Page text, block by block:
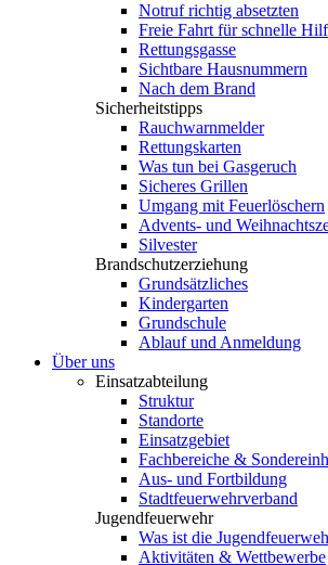
Notruf richtig absetzten
Freie Fahrt für schnelle
Rettungsgasse
Sichtbare Hausnummern
Nach dem Brand
Sicherheitstipps
Rauchwarnmelder
Rettungskarten
Was tun bei Gasgeruch
Sicheres Grillen
Umgang mit Feuerlöschern
Advents- und
Silvester
Brandschutzerziehung
Grundsätzliches
Kindergarten
Grundschule
Ablauf und Anmeldung
Über uns
Einsatzabteilung
Struktur
Standorte
Einsatzgebiet
Fachbereiche &
Aus- und Fortbildung
Stadtfeuerwehrverband
Jugendfeuerwehr
Was ist die
Aktivitäten & Wettbewerbe